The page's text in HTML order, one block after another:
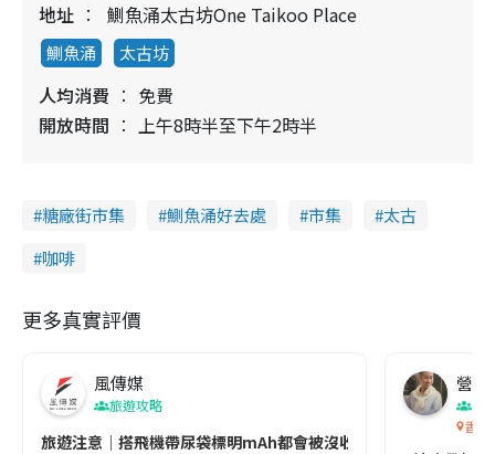
地址
鰂魚涌太古坊One Taikoo Place
鰂魚涌 太古坊
人均消費
免費
開放時間
上午8時半至下午2時半
糖廠街市集 鰂魚涌好去處 市集
太古
咖啡
更多真實評價
風傳媒
旅遊攻略
旅遊注意｜搭飛機帶尿袋標明mAh都會被沒收😱出發前切記檢查
營養
香港